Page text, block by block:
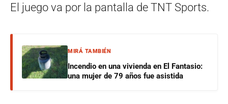
El juego va por la pantalla de TNT Sports.
MIRÁ TAMBIÉN
Incendio en una vivienda en El Fantasio:
una mujer de 79 años fue asistida